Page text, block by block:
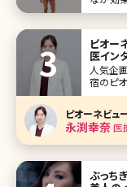
っ取り
を整え
ピオー
医イン
人気企
宿のピ
の永渕幸奈
ィーク
のエイ
ピオーネビュ
永渕幸奈医
ぶっち